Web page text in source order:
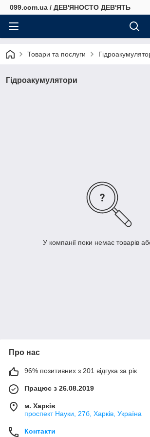
099.com.ua / ДЕВ'ЯНОСТО ДЕВ'ЯТЬ
Товари та послуги
Гідроакумулятори
У компанії поки немає товарів
Про нас
96% позитивних з 201 відгука за рік
Працює з 26.08.2019
м. Харків
проспект Науки, 27б, Харків, Україна
Контакти